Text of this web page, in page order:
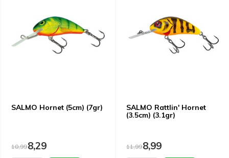
SALMO Hornet (5cm) (7gr)
10,998,29
SALMO Rattlin' Hornet
(3.5cm) (3.1gr)
11,998,99